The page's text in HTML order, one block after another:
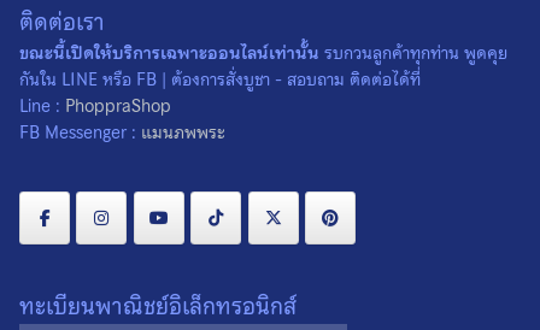
ขนาด
เนื้อ
โลหะ
สั่งผ่าน Line :
สั่งผ่าน FB Messenger :
พื้นที่ห่างไกล :
สินค้าชิ้นใหญ่หรือหลายชิ้น :
ต่างประเทศ :
ติดต่อเรา
ขณะนี้เปิดให้บริการเฉพาะออนไลน์เท่านั้น รบกวนลูกค้าทุกท่าน พูดคุย
กันใน LINE หรือ FB | ต้องการสั่งบูชา - สอบถาม ติดต่อได้ที่
Line : PhoppraShop
FB Messenger : แมนภพพระ
ทะเบียนพาณิชย์อิเล็กทรอนิกส์